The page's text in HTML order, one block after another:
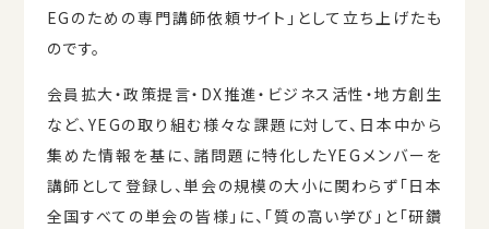
EGのための専門講師依頼サイト」として立ち上げたも
のです。
会員拡大・政策提言・DX推進・ビジネス活性・地方創生
など、YEGの取り組む様々な課題に対して、日本中から
集めた情報を基に、諸問題に特化したYEGメンバーを
講師として登録し、単会の規模の大小に関わらず「日本
全国すべての単会の皆様」に、「質の高い学び」と「研鑽